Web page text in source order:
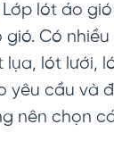
Lớp lót áo
Có
lụa, lót lưới,
yêu cầu và
nên chọn